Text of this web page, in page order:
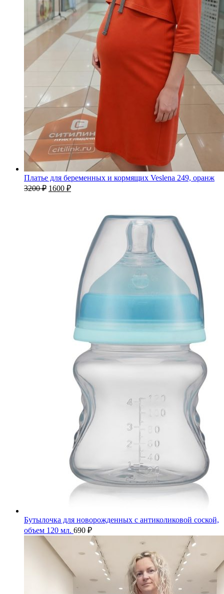
Платье для беременных и кормящих Veslena 249, оранж
3200₽ 1600 ₽
Бутылочка для новорожденных с антиколиковой соской,
объем 120 мл. 690 ₽